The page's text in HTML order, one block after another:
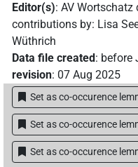
D199 | 1×
[]𓂘𓈖
[]𓐍𓈖𓏌[] | 1×
⸮ D199 ?⸮𓀭? |
⸮𓊃?⸮𓐍?𓈖𓂻𓈖
Editor(s): AV Wortschatz
contributions by: Lisa
Wüthrich
Data file created : before
revision: 07 Aug 2025
Set as co-occurence
Set as co-occurence
Set as co-occurence